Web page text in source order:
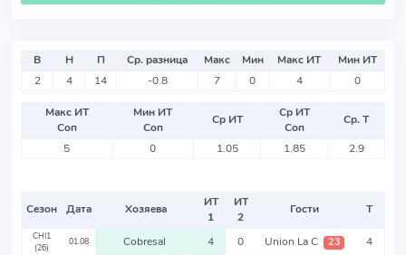
В Н П Ср. разница Макс Мин Макс ИТ
Мин ИТ
2
4 14 -0.8 7 0 4 0
Макс ИТ
Соп
Мин ИТ
Соп
Ср ИТ
Ср ИТ
Соп
Ср. Т
5
0 1.05 1.85 2.9
Сезон Дата Хозяева
ИТ
1
ИТ
2
Гости Т
CHI1
(26)
01.08 Cobresal 4 0 Union La C 23 4